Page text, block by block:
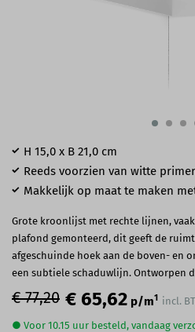
€ 77,20 € 65,62 p/m1 incl.
● Voor 10.15 uur besteld, vandaag
H 15,0 x B 21,0 cm
Reeds voorzien van witte primer
Makkelijk op maat te maken
Grote kroonlijst met rechte lijnen,
plafond gemonteerd, dit geeft de
afgeschuinde hoek aan de boven- en
een subtiele schaduwlijn. Ontworpen